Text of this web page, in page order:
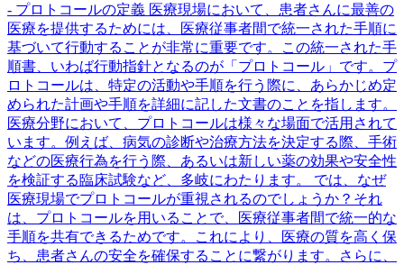
- プロトコールの定義 医療現場において、患者さんに最善の
医療を提供するためには、医療従事者間で統一された手順に
基づいて行動することが非常に重要です。この統一された手
順書、いわば行動指針となるのが「プロトコール」です。プ
ロトコールは、特定の活動や手順を行う際に、あらかじめ定
められた計画や手順を詳細に記した文書のことを指します。
医療分野において、プロトコールは様々な場面で活用されて
います。例えば、病気の診断や治療方法を決定する際、手術
などの医療行為を行う際、あるいは新しい薬の効果や安全性
を検証する臨床試験など、多岐にわたります。 では、なぜ
医療現場でプロトコールが重視されるのでしょうか？それ
は、プロトコールを用いることで、医療従事者間で統一的な
手順を共有できるためです。これにより、医療の質を高く保
ち、患者さんの安全を確保することに繋がります。さらに、